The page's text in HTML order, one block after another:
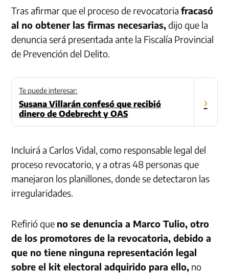
Tras afirmar que el proceso de revocatoriafracasó
al no obtener las firmas necesarias, dijo que la
denuncia será presentada ante la Fiscalía Provincial
de Prevención del Delito.
Te puede interesar:
Susana Villarán confesó que recibió
dinero de Odebrecht y OAS
›
Incluirá a Carlos Vidal, como responsable legal del
proceso revocatorio, y a otras 48 personas que
manejaron los planillones, donde se detectaron las
irregularidades.
Refirió que no se denuncia a Marco Tulio, otro
de los promotores de la revocatoria, debido a
que no tiene ninguna representación legal
sobre el kit electoral adquirido para ello, no